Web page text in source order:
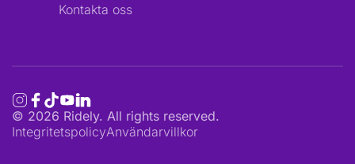
Kontakta oss
© 2026 Ridely. All rights reserved.
IntegritetspolicyAnvändarvillkor